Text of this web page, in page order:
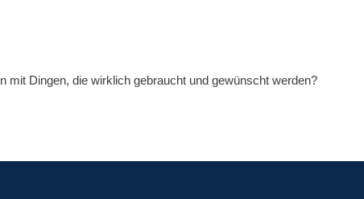
mit Dingen, die wirklich gebraucht und gewünscht werden?